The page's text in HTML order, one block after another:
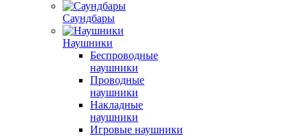
Саундбары
Наушники
Беспроводные
наушники
Проводные
наушники
Накладные
наушники
Игровые наушники